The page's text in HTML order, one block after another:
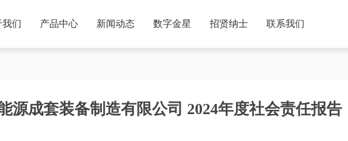
我们 产品中心 新闻动态 数字金星 招贤纳士 联系我们
首页 新闻中心 公司新闻 四川恒重清洁能源成套装备制造有限公司 2024年
源成套装备制造有限公司 2024年度社会责任报告